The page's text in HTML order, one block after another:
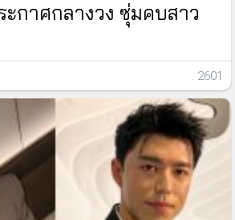
กาศกลางวง ซุ่มคบสาว
: 2601